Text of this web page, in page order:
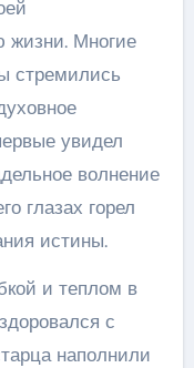
жизни. Многие
стремились
увидел
волнение
глазах горел
истины.
и теплом в
с
наполнили